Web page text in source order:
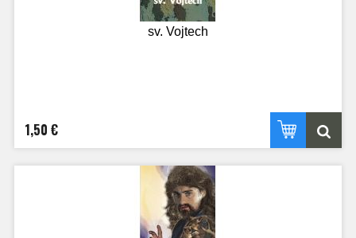
sv. Vojtech
1,50 €